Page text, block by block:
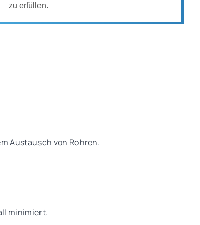
zu erfüllen.
Austausch von Rohren.
minimiert.